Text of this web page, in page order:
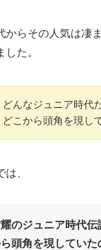
からその人気は凄
した。
どんなジュニア時代
どこから頭角を現し
、
のジュニア時代伝
頭角を現していた